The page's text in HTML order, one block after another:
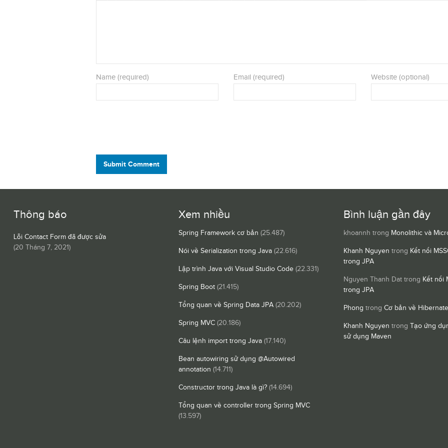
Name (required) Email (required) Website (optional)
Submit Comment
Thông báo
Lỗi Contact Form đã được sửa
(20 Tháng 7, 2021)
Xem nhiều
Spring Framework cơ bản (25.487)
Nói về Serialization trong Java (22.616)
Lập trình Java với Visual Studio Code (22.331)
Spring Boot (21.415)
Tổng quan về Spring Data JPA (20.202)
Spring MVC (20.186)
Câu lệnh import trong Java (17.140)
Bean autowiring sử dụng @Autowired
annotation (14.711)
Constructor trong Java là gì? (14.694)
Tổng quan về controller trong Spring MVC
(13.597)
Bình luận gần đây
khoannh trong Monolithic và
Khanh Nguyen trong Kết nối
trong JPA
Nguyen Thanh Dat trong Kết nối
trong JPA
Phong trong Cơ bản về Hibernate
Khanh Nguyen trong Tạo ứng
sử dụng Maven